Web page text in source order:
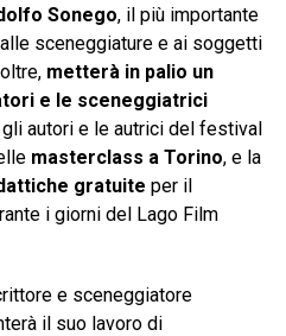
Sonego, il più importante
sceneggiature e ai soggetti
metterà in palio un
e le sceneggiatrici
gli autori e le autrici del festival
masterclass a Torino, e la
gratuite per il
i giorni del Lago Film
e sceneggiatore
il suo lavoro di